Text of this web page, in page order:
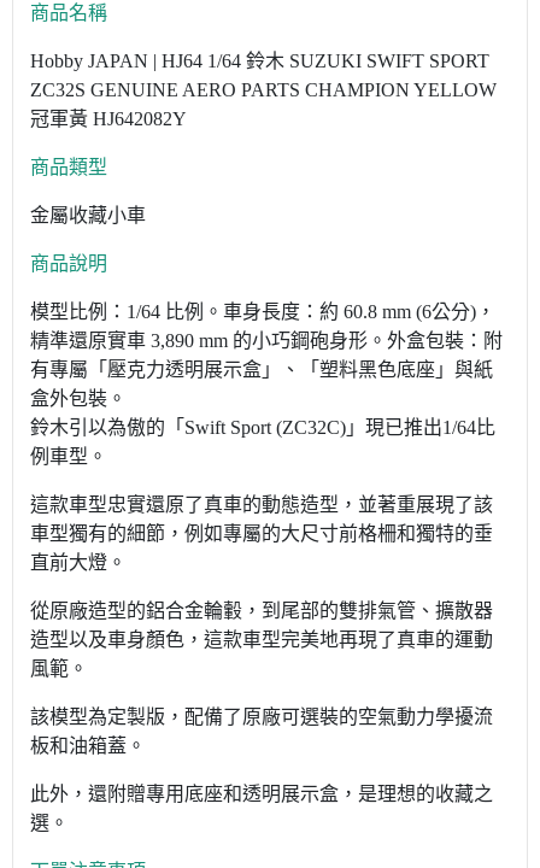
商品名稱
Hobby JAPAN | HJ64 1/64 鈴木 SUZUKI SWIFT SPORT
ZC32S GENUINE AERO PARTS CHAMPION YELLOW
冠軍黃 HJ642082Y
商品類型
金屬收藏小車
商品說明
模型比例：1/64 比例。車身長度：約 60.8 mm (6公分)，
精準還原實車 3,890 mm 的小巧鋼砲身形。外盒包裝：附
有專屬「壓克力透明展示盒」、「塑料黑色底座」與紙
盒外包裝。
鈴木引以為傲的「Swift Sport (ZC32C)」現已推出1/64比
例車型。
這款車型忠實還原了真車的動態造型，並著重展現了該
車型獨有的細節，例如專屬的大尺寸前格柵和獨特的垂
直前大燈。
從原廠造型的鋁合金輪轂，到尾部的雙排氣管、擴散器
造型以及車身顏色，這款車型完美地再現了真車的運動
風範。
該模型為定製版，配備了原廠可選裝的空氣動力學擾流
板和油箱蓋。
此外，還附贈專用底座和透明展示盒，是理想的收藏之
選。